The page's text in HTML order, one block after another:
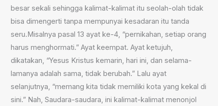
besar sekali sehingga kalimat-kalimat itu seolah-olah tidak
bisa dimengerti tanpa mempunyai kesadaran itu tanda
seru.Misalnya pasal 13 ayat ke-4, “pernikahan, setiap orang
harus menghormati.” Ayat keempat. Ayat ketujuh,
dikatakan, “Yesus Kristus kemarin, hari ini, dan selama-
lamanya adalah sama, tidak berubah.” Lalu ayat
selanjutnya, “memang kita tidak memiliki kota yang kekal di
sini.” Nah, Saudara-saudara, ini kalimat-kalimat menonjol